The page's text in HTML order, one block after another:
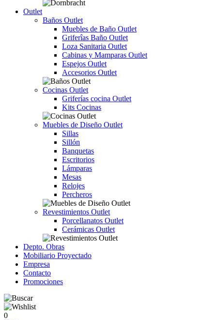
Outlet
Baños Outlet
Muebles de Baño Outlet
Griferîas Baño Outlet
Loza Sanitaria Outlet
Cabinas y Mamparas Outlet
Espejos Outlet
Accesorios Outlet
Cocinas Outlet
Griferías cocina Outlet
Kits Cocinas
Muebles de Diseño Outlet
Sillas
Sillón
Banquetas
Escritorios
Lámparas
Mesas
Relojes
Percheros
Revestimientos Outlet
Porcellanatos Outlet
Cerámicas Outlet
Depto. Obras
Mobiliario Proyectado
Empresa
Contacto
Promociones
0